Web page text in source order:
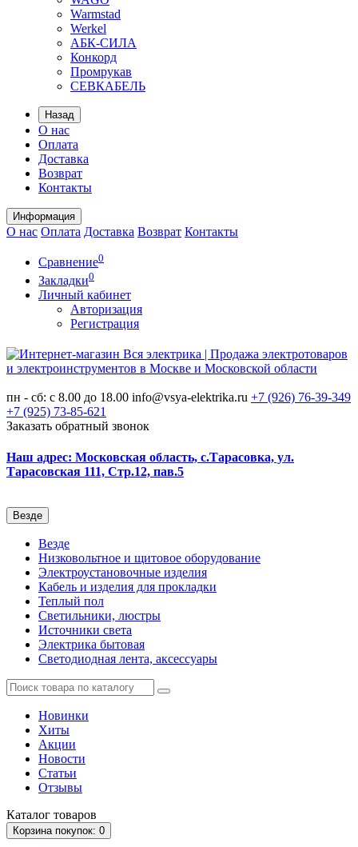
Warmstad
Werkel
АБК-СИЛА
Конкорд
Промрукав
СЕВКАБЕЛЬ
Назад
О нас
Оплата
Доставка
Возврат
Контакты
Информация
О нас Оплата Доставка Возврат Контакты
Сравнение0
Закладки0
Личный кабинет
Авторизация
Регистрация
пн - сб: с 8.00 до 18.00 info@vsya-elektrika.ru +7 (926) 76-39-349
+7 (925) 73-85-621
Заказать обратный звонок
Наш адрес: Московская область, с.Тарасовка, ул.
Тарасовская 111, Стр.12, пав.5
Везде
Везде
Низковольтное и щитовое оборудование
Электроустановочные изделия
Кабель и изделия для прокладки
Теплый пол
Светильники, люстры
Источники света
Электрика бытовая
Светодиодная лента, аксессуары
Новинки
Хиты
Акции
Новости
Статьи
Отзывы
Каталог товаров
Корзина покупок: 0